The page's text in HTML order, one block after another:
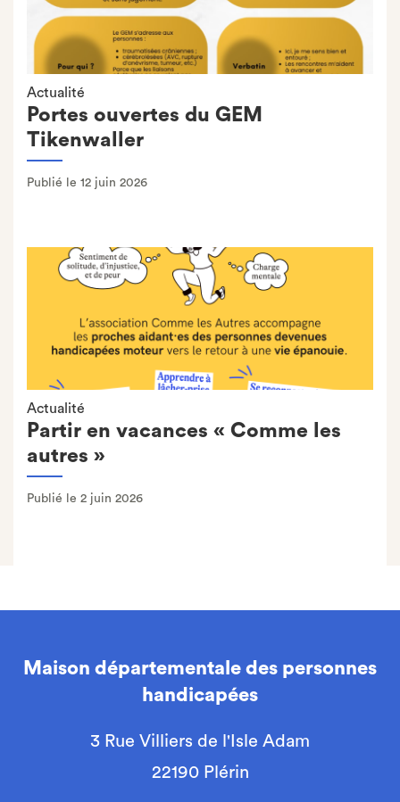
Actualité
Portes ouvertes du GEM
Tikenwaller
Publié le 12 juin 2026
Actualité
Partir en vacances « Comme les
autres »
Publié le 2 juin 2026
Maison départementale des personnes
handicapées
3 Rue Villiers de l'Isle Adam
22190 Plérin